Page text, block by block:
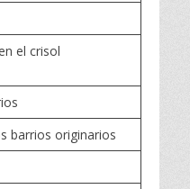
el crisol
barrios originarios